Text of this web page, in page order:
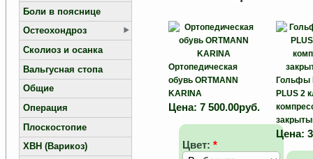
Боли в пояснице
Остеохондроз
Сколиоз и осанка
Вальгусная стопа
Общие
Операция
Плоскостопие
ХВН (Варикоз)
Ортопедическая
обувь ORTMANN
KARINA
Цена: 7 500.00руб.
Цвет: *
Гольфы
PLUS 2
Цена: